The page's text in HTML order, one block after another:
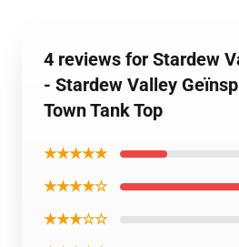
4 reviews for Stardew
- Stardew Valley
Town Tank Top
★★★★★
★★★★☆
★★★☆☆